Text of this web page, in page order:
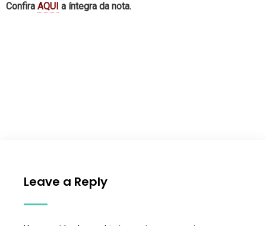
Confira AQUI a íntegra da nota.
Leave a Reply